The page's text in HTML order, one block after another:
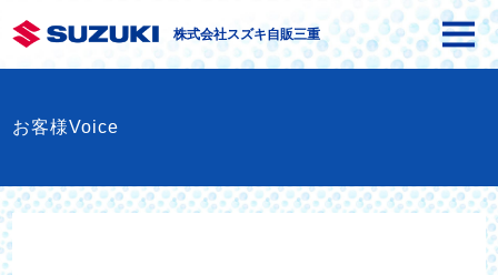
株式会社スズキ自販三重
お客様Voice